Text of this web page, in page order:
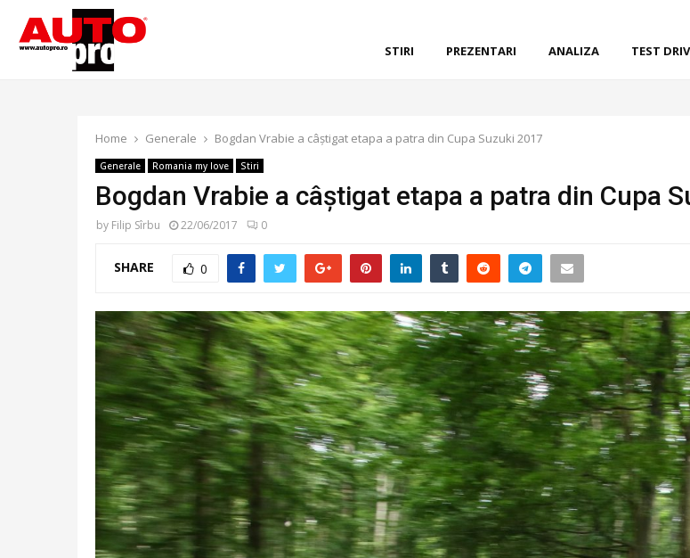
STIRI PREZENTARI ANALIZA TEST
Home Generale Bogdan Vrabie a câștigat etapa a patra din Cupa Suzuki 2017
Generale Romania my love Stiri
Bogdan Vrabie a câștigat etapa a patra din Cupa
by Filip Sîrbu 22/06/2017 0
SHARE 0